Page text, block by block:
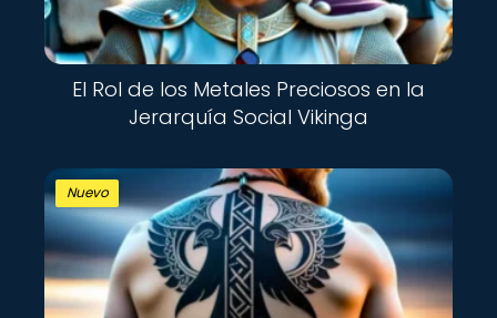
El Rol de los Metales Preciosos en la
Jerarquía Social Vikinga
Nuevo